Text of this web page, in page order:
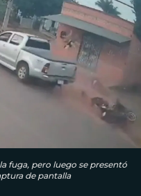
fuga, pero luego se presentó
de pantalla